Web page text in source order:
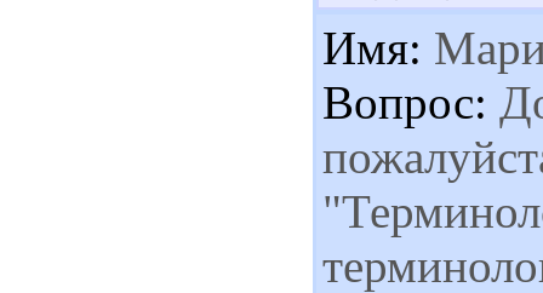
Имя:
Вопрос: